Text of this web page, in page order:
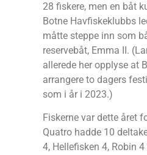
28 fiskere, men en båt
Botne Havfiskeklubbs
måtte steppe inn som
reservebåt, Emma II.
allerede her opplyse at
arrangere to dagers
som i år i 2023.)
Fiskerne var dette året
Quatro hadde 10
4, Hellefisken 4, Robin